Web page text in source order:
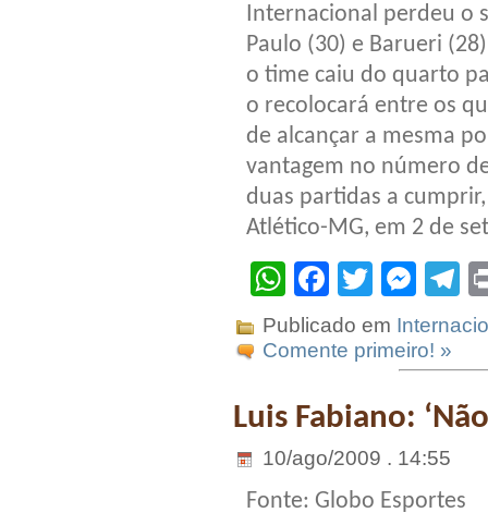
Internacional perdeu o
Paulo (30) e Barueri
o time caiu do quarto
o recolocará entre os
de alcançar a mesma
vantagem no número
duas partidas a
Atlético-MG, em 2 de
WhatsApp
Facebook
Twitter
Publicado em
Comente primeiro! »
Luis Fabiano:
10/ago/2009 . 14:55
Fonte: Globo Esportes